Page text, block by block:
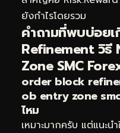
ยังกำไรโดยรวม
คำถามที่พบบ่อย
Refinement วิธี
Zone SMC
order block
ob entry zone smc
ไหม
เหมาะมากครับ แต่แนะน